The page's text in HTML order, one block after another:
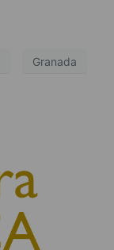
Granada